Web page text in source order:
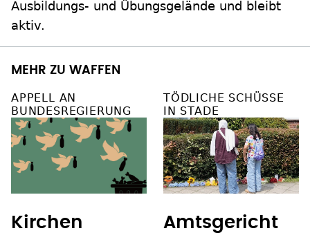
Ausbildungs- und Übungsgelände und bleibt
aktiv.
MEHR ZU WAFFEN
APPELL AN
BUNDESREGIERUNG
Kirchen
TÖDLICHE SCHÜSSE
IN STADE
Amtsgericht